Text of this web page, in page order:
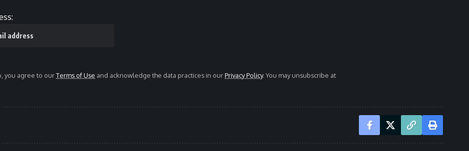
you agree to ourTerms of Use and acknowledge the data practices in ourPrivacy Policy. You may unsubscribe at